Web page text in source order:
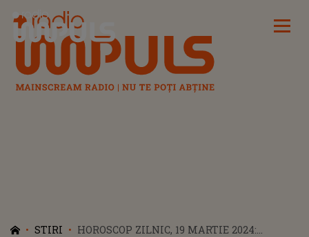
Radio Impuls
STIRI
HOROSCOP ZILNIC, 19 MARTIE 2024: